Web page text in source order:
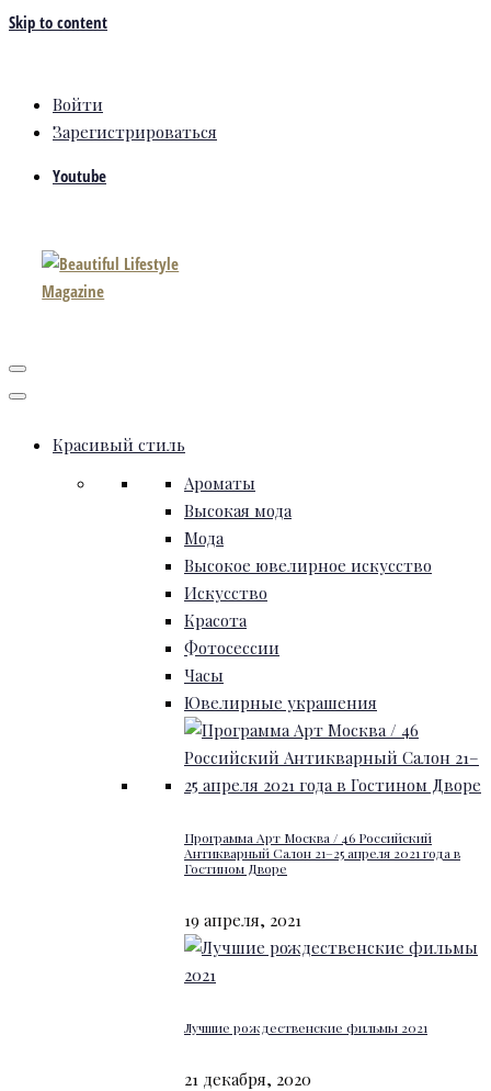
Skip to content
Войти
Зарегистрироваться
Youtube
Красивый стиль
Ароматы
Высокая мода
Мода
Высокое ювелирное искусство
Искусство
Красота
Фотосессии
Часы
Ювелирные украшения
Программа Арт Москва / 46 Российский
Антикварный Салон 21–25 апреля 2021 года в
Гостином Дворе
19 апреля, 2021
Лучшие рождественские фильмы 2021
21 декабря, 2020